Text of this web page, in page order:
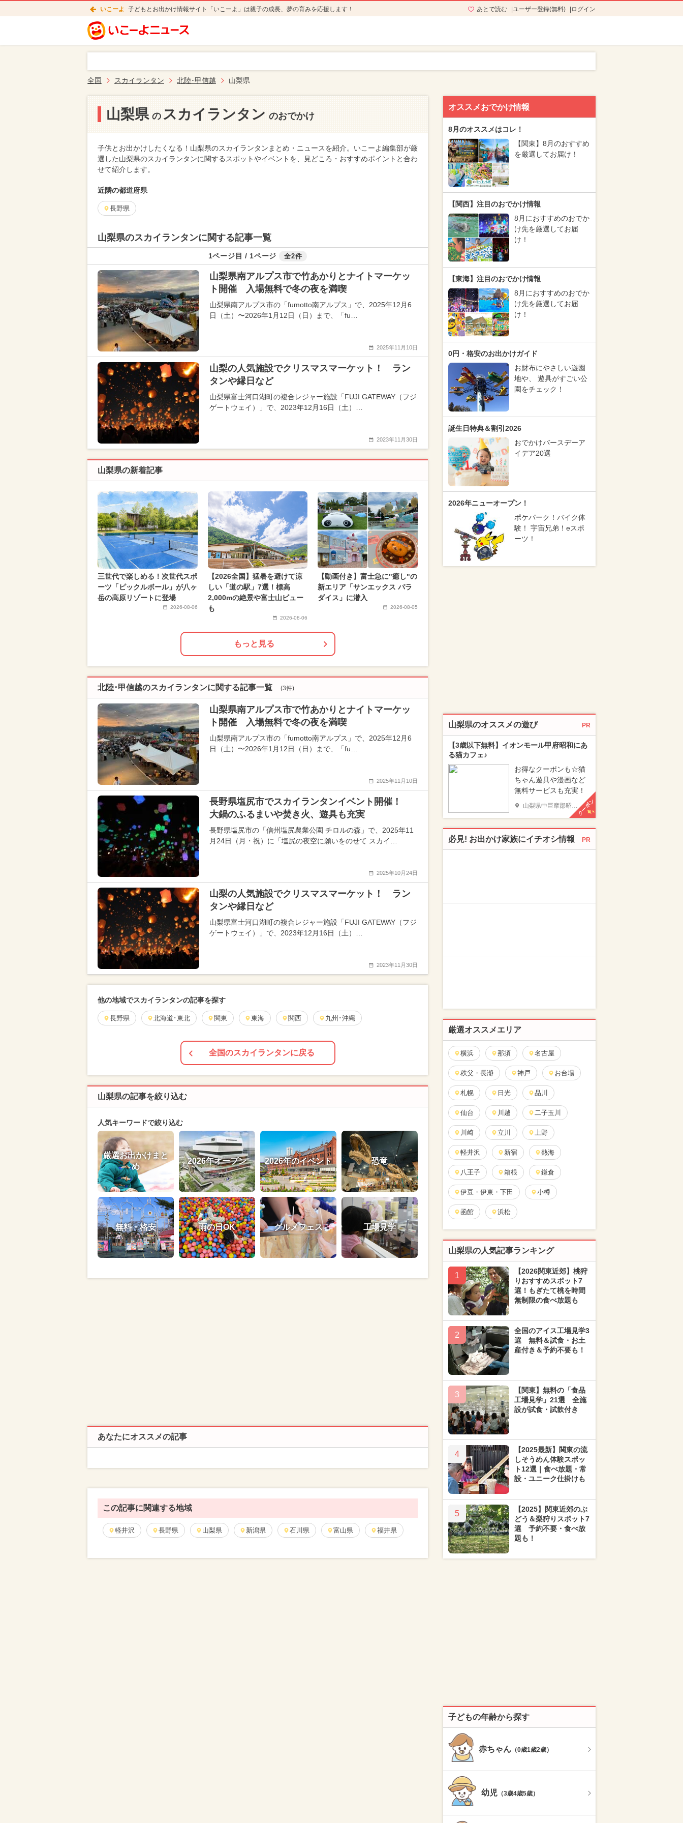
いこーよ 子どもとお出かけ情報サイト「いこーよ」は親子の成長、夢の育みを応援します！ あとで読む ユーザー登録(無料) ログイン
全国 スカイランタン 北陸･甲信越 山梨県
山梨県 の スカイランタン のおでかけ
子供とお出かけしたくなる！山梨県のスカイランタンまとめ・ニュースを紹介。いこーよ編集部が厳
選した山梨県のスカイランタンに関するスポットやイベントを、見どころ・おすすめポイントと合わ
せて紹介します。
近隣の都道府県
長野県
山梨県のスカイランタンに関する記事一覧
1ページ目 / 1ページ 全2件
山梨県南アルプス市で竹あかりとナイトマーケッ
ト開催 入場無料で冬の夜を満喫
山梨県南アルプス市の「fumotto南アルプス」で、2025年12月6
日（土）〜2026年1月12日（日）まで、「fu…
2025年11月10日
山梨の人気施設でクリスマスマーケット！ ラン
タンや縁日など
山梨県富士河口湖町の複合レジャー施設「FUJI GATEWAY（フジ
ゲートウェイ）」で、2023年12月16日（土）…
2023年11月30日
山梨県の新着記事
三世代で楽しめる！次世代スポ
ーツ「ピックルボール」が八ヶ
岳の高原リゾートに登場
2026-08-06
【2026全国】猛暑を避けて涼
しい「道の駅」7選！標高
2,000mの絶景や富士山ビュー
も
2026-08-06
【動画付き】富士急に"癒し"の
新エリア「サンエックス パラ
ダイス」に潜入
2026-08-05
もっと見る
北陸･甲信越のスカイランタンに関する記事一覧 (3件)
山梨県南アルプス市で竹あかりとナイトマーケッ
ト開催 入場無料で冬の夜を満喫
山梨県南アルプス市の「fumotto南アルプス」で、2025年12月6
日（土）〜2026年1月12日（日）まで、「fu…
2025年11月10日
長野県塩尻市でスカイランタンイベント開催！
大鍋のふるまいや焚き火、遊具も充実
長野県塩尻市の「信州塩尻農業公園 チロルの森」で、2025年11
月24日（月・祝）に「塩尻の夜空に願いをのせて スカイ…
2025年10月24日
山梨の人気施設でクリスマスマーケット！ ラン
タンや縁日など
山梨県富士河口湖町の複合レジャー施設「FUJI GATEWAY（フジ
ゲートウェイ）」で、2023年12月16日（土）…
2023年11月30日
他の地域でスカイランタンの記事を探す
長野県 北海道･東北 関東 東海 関西 九州･沖縄
全国のスカイランタンに戻る
山梨県の記事を絞り込む
人気キーワードで絞り込む
厳選お出かけまと
め
2026年オープン 2026年のイベント 恐竜
無料・格安 雨の日OK グルメフェス 工場見学
あなたにオススメの記事
この記事に関連する地域
軽井沢 長野県 山梨県 新潟県 石川県 富山県 福井県
オススメおでかけ情報
8月のオススメはコレ！
【関東】8月のおすすめ
を厳選してお届け！
【関西】注目のおでかけ情報
8月におすすめのおでか
け先を厳選してお届
け！
【東海】注目のおでかけ情報
8月におすすめのおでか
け先を厳選してお届
け！
0円・格安のお出かけガイド
お財布にやさしい遊園
地や、 遊具がすごい公
園をチェック！
誕生日特典＆割引2026
おでかけバースデーア
イデア20選
2026年ニューオープン！
ポケパーク！バイク体
験！ 宇宙兄弟！eスポ
ーツ！
山梨県のオススメの遊び PR
【3歳以下無料】イオンモール甲府昭和にあ
る猫カフェ♪
お得なクーポンも☆猫
ちゃん遊具や漫画など
無料サービスも充実！
山梨県中巨摩郡昭和町 クーポン
必見! お出かけ家族にイチオシ情報 PR
厳選オススメエリア
横浜 那須 名古屋
秩父・長瀞 神戸 お台場
札幌 日光 品川
仙台 川越 二子玉川
川崎 立川 上野
軽井沢 新宿 熱海
八王子 箱根 鎌倉
伊豆・伊東・下田 小樽
函館 浜松
山梨県の人気記事ランキング
1
【2026関東近郊】桃狩
りおすすめスポット7
選！もぎたて桃を時間
無制限の食べ放題も
2
全国のアイス工場見学3
選 無料＆試食・お土
産付き＆予約不要も！
3
【関東】無料の「食品
工場見学」21選 全施
設が試食・試飲付き
4
【2025最新】関東の流
しそうめん体験スポッ
ト12選｜食べ放題・常
設・ユニーク仕掛けも
5
【2025】関東近郊のぶ
どう＆梨狩りスポット7
選 予約不要・食べ放
題も！
子どもの年齢から探す
赤ちゃん （0歳1歳2歳）
幼児 （3歳4歳5歳）